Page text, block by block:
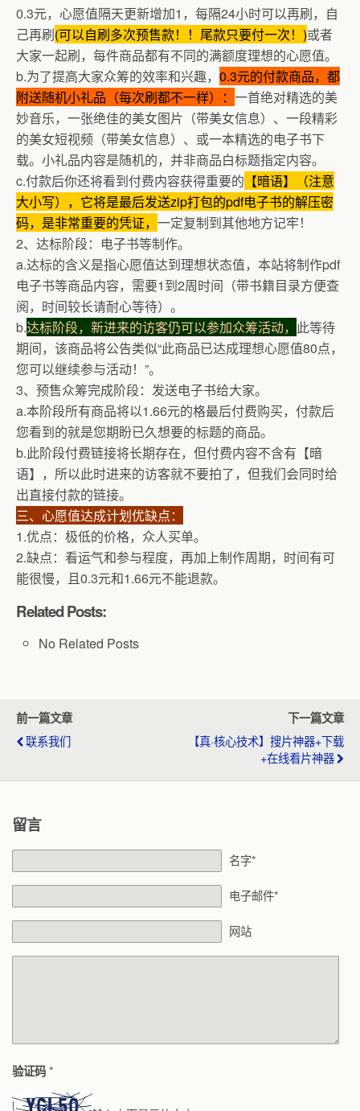
0.3元，心愿值隔天更新增加1，每隔24小时可以再刷，自
己再刷(可以自刷多次预售款！！尾款只要付一次！)或者
大家一起刷，每件商品都有不同的满额度理想的心愿值。
b.为了提高大家众筹的效率和兴趣， 0.3元的付款商品，都
附送随机小礼品（每次刷都不一样）： 一首绝对精选的美
妙音乐，一张绝佳的美女图片（带美女信息）、一段精彩
的美女短视频（带美女信息）、或一本精选的电子书下
载。小礼品内容是随机的，并非商品白标题指定内容。
c.付款后你还将看到付费内容获得重要的 【暗语】（注意
大小写），它将是最后发送zip打包的pdf电子书的解压密
码，是非常重要的凭证， 一定复制到其他地方记牢！
2、达标阶段：电子书等制作。
a.达标的含义是指心愿值达到理想状态值，本站将制作pdf
电子书等商品内容，需要1到2周时间（带书籍目录方便查
阅，时间较长请耐心等待）。
b.达标阶段，新进来的访客仍可以参加众筹活动， 此等待
期间，该商品将公告类似“此商品已达成理想心愿值80点，
您可以继续参与活动！”。
3、预售众筹完成阶段：发送电子书给大家。
a.本阶段所有商品将以1.66元的格最后付费购买，付款后
您看到的就是您期盼已久想要的标题的商品。
b.此阶段付费链接将长期存在，但付费内容不含有【暗
语】，所以此时进来的访客就不要拍了，但我们会同时给
出直接付款的链接。
三、心愿值达成计划优缺点：
1.优点：极低的价格，众人买单。
2.缺点：看运气和参与程度，再加上制作周期，时间有可
能很慢，且0.3元和1.66元不能退款。
Related Posts:
No Related Posts
前一篇文章
联系我们
下一篇文章
【真·核心技术】搜片神器+下载
+在线看片神器
留言
名字*
电子邮件*
网站
验证码 *